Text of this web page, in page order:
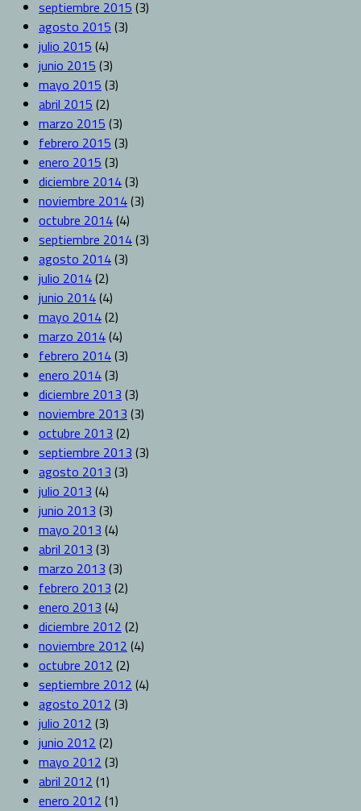
septiembre 2015 (3)
agosto 2015 (3)
julio 2015 (4)
junio 2015 (3)
mayo 2015 (3)
abril 2015 (2)
marzo 2015 (3)
febrero 2015 (3)
enero 2015 (3)
diciembre 2014(3)
noviembre 2014(3)
octubre 2014(4)
septiembre 2014(3)
agosto 2014(3)
julio 2014(2)
junio 2014(4)
mayo 2014(2)
marzo 2014(4)
febrero 2014(3)
enero 2014(3)
diciembre 2013 (3)
noviembre 2013 (3)
octubre 2013 (2)
septiembre 2013 (3)
agosto 2013 (3)
julio 2013 (4)
junio 2013 (3)
mayo 2013 (4)
abril 2013 (3)
marzo 2013 (3)
febrero 2013 (2)
enero 2013 (4)
diciembre 2012 (2)
noviembre 2012 (4)
octubre 2012 (2)
septiembre 2012 (4)
agosto 2012 (3)
julio 2012 (3)
junio 2012 (2)
mayo 2012 (3)
abril 2012 (1)
enero 2012 (1)